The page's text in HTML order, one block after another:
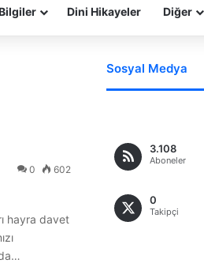
Dini Hikayeler Diğer
0 602
hayra davet
Sosyal Medya
3.108
Aboneler
0
Takipçi